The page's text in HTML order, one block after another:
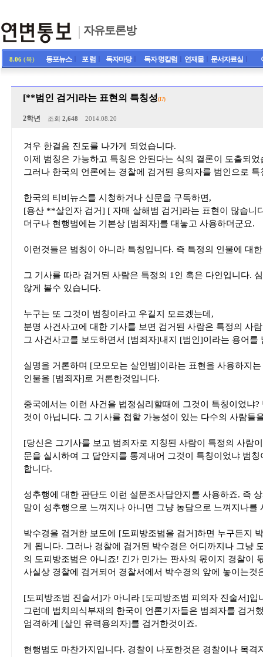
자유토론방
8.06 (목) 동포뉴스ㅣ 포 럼 독자마당ㅣ 독자 명칼럼 연재물ㅣ 문서자료실
[**범인 검거]라는 표현의 특칭성(17)
2학년 조회 2,648 2014.08.20
겨우 한걸음 진도를 나가게 되었습니다.
이제 범칭은 가능하고 특칭은 안된다는 식의 결론이 도출되었
그러나 한국의 언론에는 경찰에 검거된 용의자를 범인으로
한국의 티비뉴스를 시청하거나 신문을 구독하면,
[용산 **살인자 검거] [ 자매 살해범 검거]라는 표현이 많습니
더구나 현행범에는 기본상 [범죄자]를 대놓고 사용하더군요.
이런것들은 범칭이 아니라 특칭입니다. 즉 특정의 인물에 대
그 기사를 따라 검거된 사람은 특정의 1인 혹은 다인입니다.
않게 볼수 있습니다.
누구는 또 그것이 범칭이라고 우길지 모르겠는데,
분명 사건사고에 대한 기사를 보면 검거된 사람은 특정의 사
그 사건사고를 보도하면서 [범죄자]내지 [범인]이라는 용어를
실명을 거론하며 [모모모는 살인범]이라는 표현을 사용하지
인물을 [범죄자]로 거론한것입니다.
중국에서는 이런 사건을 법정심리할때에 그것이 특칭이었냐
것이 아닙니다. 그 기사를 접할 가능성이 있는 다수의 사람들
[당신은 그기사를 보고 범죄자로 지칭된 사람이 특정의 사람
문을 실시하여 그 답안지를 통계내어 그것이 특칭이었냐 범
합니다.
성추행에 대한 판단도 이런 설문조사답안지를 사용하죠. 즉
말이 성추행으로 느껴지나 아니면 그냥 농담으로 느껴지나를
박수경을 검거한 보도에 [도피방조범을 검거]하면 누구든지
게 됩니다. 그러나 경찰에 검거된 박수경은 어디까지나 그냥
의 도피방조범은 아니죠! 긴가 민가는 판사의 몫이지 경찰이
사실상 경찰에 검거되어 경찰서에서 박수경의 앞에 놓이는것
[도피방조범 진술서]가 아니라 [도피방조범 피의자 진술서]입
그런데 법치의식부재의 한국이 언론기자들은 범죄자를 검거
엄격하게 [살인 유력용의자]를 검거한것이죠.
현행범도 마찬가지입니다. 경찰이 나포한것은 경찰이나 목